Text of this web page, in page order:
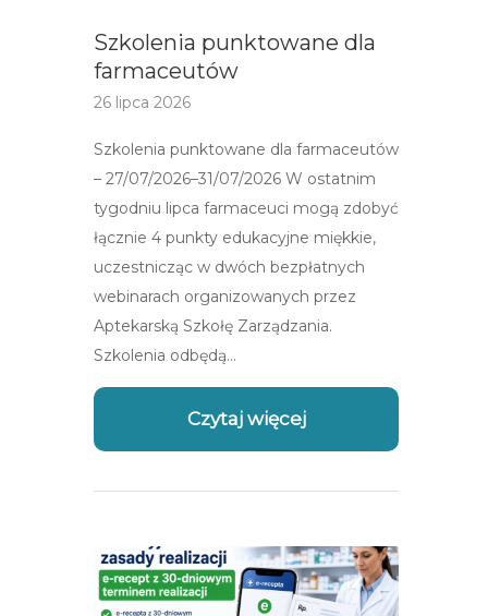
Szkolenia punktowane dla
farmaceutów
26 lipca 2026
Szkolenia punktowane dla farmaceutów
– 27/07/2026–31/07/2026 W ostatnim
tygodniu lipca farmaceuci mogą zdobyć
łącznie 4 punkty edukacyjne miękkie,
uczestnicząc w dwóch bezpłatnych
webinarach organizowanych przez
Aptekarską Szkołę Zarządzania.
Szkolenia odbędą…
Czytaj więcej